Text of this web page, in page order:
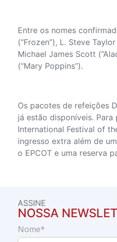
Entre os nomes
(“Frozen”), L. Steve
Michael James Scott
(“Mary Poppins”).
Os pacotes de refeições
já estão disponíveis.
International Festival of
ingresso extra além de
o EPCOT e uma reserva
ASSINE
NOSSA
Nome*